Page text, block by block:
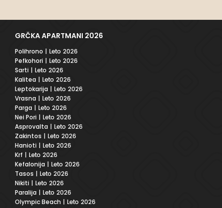
GRČKA APARTMANI 2026
Polihrono | Leto 2026
Pefkohori | Leto 2026
Sarti | Leto 2026
Kalitea | Leto 2026
Leptokarija | Leto 2026
Vrasna | Leto 2026
Parga | Leto 2026
Nei Pori | Leto 2026
Asprovalta | Leto 2026
Zakintos | Leto 2026
Hanioti | Leto 2026
Krf | Leto 2026
Kefalonija | Leto 2026
Tasos | Leto 2026
Nikiti | Leto 2026
Paralija | Leto 2026
Olympic Beach | Leto 2026